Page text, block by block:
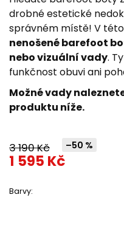
z
5
hvězdiček.
Barvy:
3 190 Kč –50 %
1 595 Kč
drobné estetické
správném místě! V
nenošené barefoot
nebo vizuální vady.
funkčnost obuvi ani
Možné vady
produktu níže.